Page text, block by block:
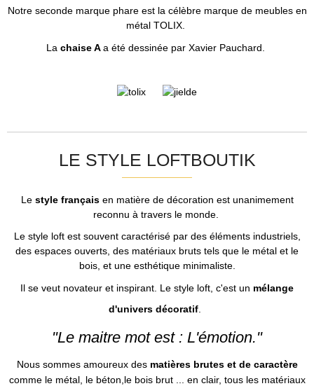
Notre seconde marque phare est la célèbre marque de meubles en
métal TOLIX.
La chaise Aa été dessinée par Xavier Pauchard.
LE STYLE LOFTBOUTIK
Le style françaisen matière de décoration est unanimement
reconnu à travers le monde.
Le style loft est souvent caractérisé par des éléments industriels,
des espaces ouverts, des matériaux bruts tels que le métal et le
bois, et une esthétique minimaliste.
Il se veut novateur et inspirant. Le style loft, c'est un mélange
d'univers décoratif
"Le maitre mot est : L'émotion."
Nous sommes amoureux des matières brutes et de caractère
comme le métal, le béton,le bois brut ... en clair, tous les matériaux